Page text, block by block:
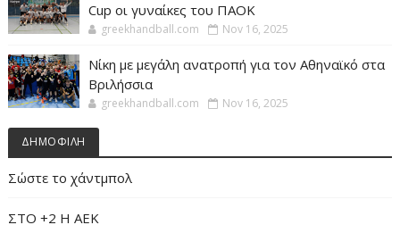
Cup οι γυναίκες του ΠΑΟΚ
greekhandball.com Nov 16, 2025
Νίκη με μεγάλη ανατροπή για τον Αθηναϊκό στα
Βριλήσσια
greekhandball.com Nov 16, 2025
ΔΗΜΟΦΙΛΗ
Σώστε το χάντμπολ
ΣΤΟ +2 Η ΑΕΚ